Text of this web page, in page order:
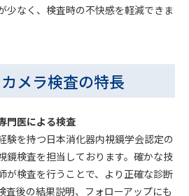
少なく、検査時の不快感を軽減できま
メラ検査の特長
門医による検査
験を持つ日本消化器内視鏡学会認定の
鏡検査を担当しております。確かな技
が検査を行うことで、より正確な診断
査後の結果説明、フォローアップにも